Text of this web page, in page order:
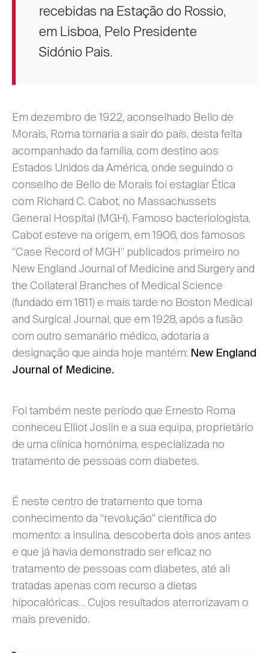
recebidas na Estação do Rossio,
em Lisboa, Pelo Presidente
Sidónio Pais.
Em dezembro de 1922, aconselhado Bello de
Morais, Roma tornaria a sair do país, desta feita
acompanhado da família, com destino aos
Estados Unidos da América, onde seguindo o
conselho de Bello de Morais foi estagiar Ética
com Richard C. Cabot, no Massachussets
General Hospital (MGH). Famoso bacteriologista,
Cabot esteve na origem, em 1906, dos famosos
“Case Record of MGH” publicados primeiro no
New England Journal of Medicine and Surgery and
the Collateral Branches of Medical Science
(fundado em 1811) e mais tarde no Boston Medical
and Surgical Journal, que em 1928, após a fusão
com outro semanário médico, adotaria a
designação que ainda hoje mantém: New England
Journal of Medicine.
Foi também neste período que Ernesto Roma
conheceu Elliot Joslin e a sua equipa, proprietário
de uma clínica homónima, especializada no
tratamento de pessoas com diabetes.
É neste centro de tratamento que toma
conhecimento da “revolução” científica do
momento: a insulina, descoberta dois anos antes
e que já havia demonstrado ser eficaz no
tratamento de pessoas com diabetes, até ali
tratadas apenas com recurso a dietas
hipocalóricas… Cujos resultados aterrorizavam o
mais prevenido.